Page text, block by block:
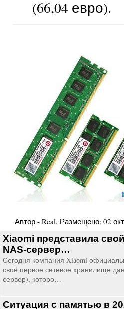
(66,04 евро).
Автор - Real. Размещено: 02
Xiaomi представила
NAS-сервер…
Сегодня компания Xiaomi
своё первое сетевое хранилище
сервер), которо…
Ситуация с памятью в